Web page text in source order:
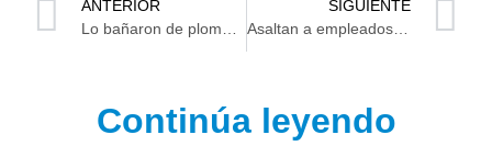
ANTERIOR
SIGUIENTE
Asaltan a empleados en gasolinera en Huimanguillo
Continúa leyendo